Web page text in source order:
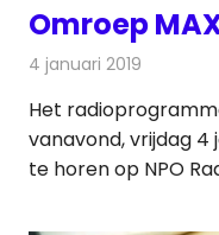
Omroep
4 januari 2019
Het
vanavond, vrijdag 4
te horen op NPO